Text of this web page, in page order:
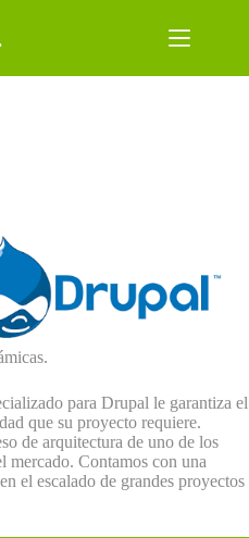
para Drupal le garantiza el
que su proyecto requiere.
de arquitectura de uno de los
mercado. Contamos con una
el escalado de grandes proyectos